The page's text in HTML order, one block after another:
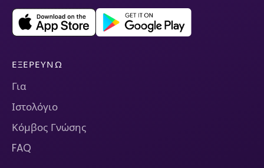
ΕΞΕΡΕΥΝΏ
Για
Ιστολόγιο
Κόμβος Γνώσης
FAQ